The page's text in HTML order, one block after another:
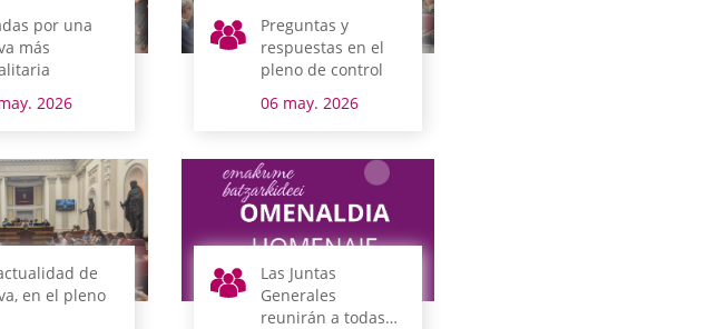
por una
más
2026
Preguntas y
respuestas en el
pleno de control
06 may. 2026
de
en el pleno
Las Juntas
Generales
reunirán a todas